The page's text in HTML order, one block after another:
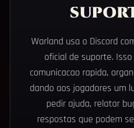
Warland usa o Discord
oficial de suporte.
comunicacao rapida,
dando aos jogadores um
pedir ajuda, relatar
respostas que podem